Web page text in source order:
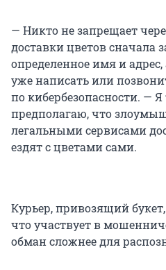
— Никто не запрещает
доставки цветов сначала
определенное имя и
уже написать или
по кибербезопасности. —
предполагаю, что
легальными сервисами
ездят с цветами сами.
Курьер, привозящий
что участвует в
обман сложнее для